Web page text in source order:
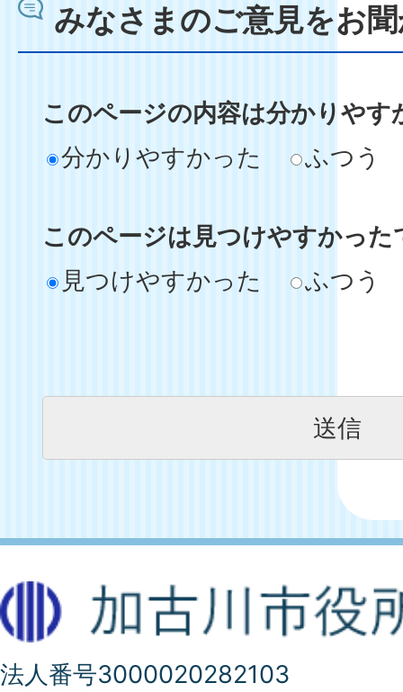
みなさまのご意見をお
このページの内容は分かりやす
分かりやすかった
ふつう
このページは見つけやすかった
見つけやすかった
ふつう
法人番号3000020282103